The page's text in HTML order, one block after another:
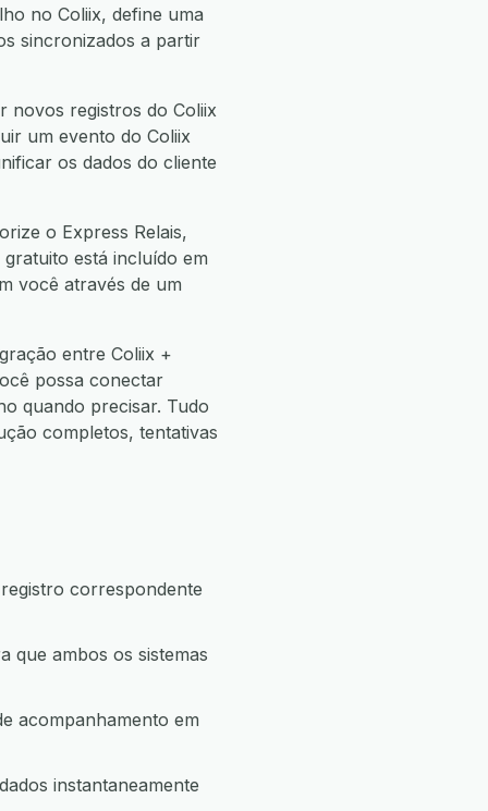
no Coliix, define uma
sincronizados a partir
novos registros do Coliix
um evento do Coliix
os dados do cliente
o Express Relais,
está incluído em
você através de um
entre Coliix +
possa conectar
quando precisar. Tudo
completos, tentativas
correspondente
que ambos os sistemas
acompanhamento em
instantaneamente